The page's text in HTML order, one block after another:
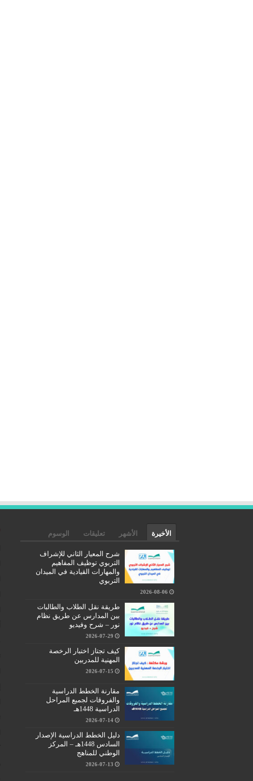
الأخيرة الأشهر تعليقات الوسوم
شرح المعيار الثاني للإشراف
التربوي توظيف المفاهيم
والمهارات القيادية في الميدان
التربوي
2026-08-06
طريقة نقل الطلاب والطالبات
بين المدارس عن طريق نظام
نور – شرح وفيديو
2026-07-29
كيف تجتاز اختبار الرخصة
المهنية للمدربين
2026-07-15
مقارنة الخطط الدراسية
والفروقات لجميع المراحل
الدراسية 1448هـ
2026-07-14
دليل الخطط الدراسية الإصدار
السادس 1448هـ – المركز
الوطني للمناهج
2026-07-13